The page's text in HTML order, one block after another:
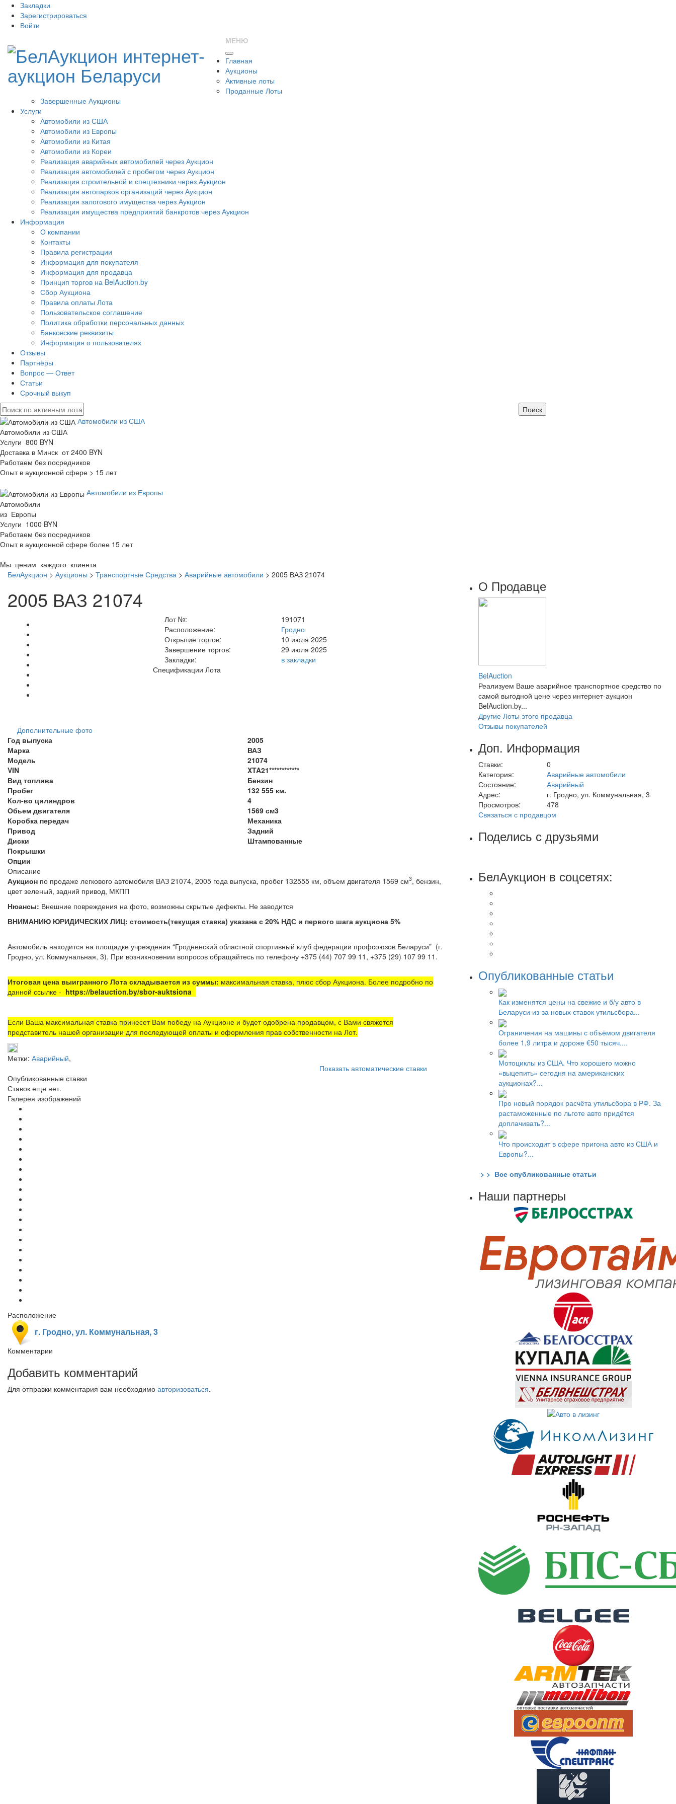
Закладки
Зарегистрироваться
Войти
МЕНЮ
Главная
Аукционы
Активные лоты
Проданные Лоты
Завершенные Аукционы
Услуги
Автомобили из США
Автомобили из Европы
Автомобили из Китая
Автомобили из Кореи
Реализация аварийных автомобилей через Аукцион
Реализация автомобилей с пробегом через Аукцион
Реализация строительной и спецтехники через Аукцион
Реализация автопарков организаций через Аукцион
Реализация залогового имущества через Аукцион
Реализация имущества предприятий банкротов через Аукцион
Информация
О компании
Контакты
Правила регистрации
Информация для покупателя
Информация для продавца
Принцип торгов на BelAuction.by
Сбор Аукциона
Правила оплаты Лота
Пользовательское соглашение
Политика обработки персональных данных
Банковские реквизиты
Информация о пользователях
Отзывы
Партнёры
Вопрос — Ответ
Статьи
Срочный выкуп
Автомобили из США
Автомобили из США
Услуги 800 BYN
Доставка в Минск от 2400 BYN
Работаем без посредников
Опыт в аукционной сфере > 15 лет
Автомобили из Европы
Автомобили
из Европы
Услуги 1000 BYN
Работаем без посредников
Опыт в аукционной сфере более 15 лет
Мы ценим каждого клиента
БелАукцион > Аукционы > Транспортные Средства > Аварийные автомобили > 2005 ВАЗ 21074
2005 ВАЗ 21074
Дополнительные фото
Лот №:
191071
Расположение:
Гродно
Открытие торгов:
10 июля 2025
Завершение торгов:
29 июля 2025
Закладки:
в закладки
Спецификации Лота
Год выпуска
2005
Марка
ВАЗ
Модель
21074
VIN
XTA21************
Вид топлива
Бензин
Пробег
132 555 км.
Кол-во цилиндров
4
Обьем двигателя
1569 см3
Коробка передач
Механика
Привод
Задний
Диски
Штампованные
Покрышки
Опции
Описание
Аукцион по продаже легкового автомобиля ВАЗ 21074, 2005 года выпуска, пробег 132555 км, объем двигателя 1569 см3, бензин,
цвет зеленый, задний привод, МКПП
Нюансы: Внешние повреждения на фото, возможны скрытые дефекты. Не заводится
ВНИМАНИЮ ЮРИДИЧЕСКИХ ЛИЦ: стоимость(текущая ставка) указана с 20% НДС и первого шага аукциона 5%
Автомобиль находится на площадке учреждения “Гродненский областной спортивный клуб федерации профсоюзов Беларуси” (г.
Гродно, ул. Коммунальная, 3). При возникновении вопросов обращайтесь по телефону +375 (44) 707 99 11, +375 (29) 107 99 11.
Итоговая цена выигранного Лота складывается из суммы: максимальная ставка, плюс сбор Аукциона. Более подробно по
данной ссылке - https://belauction.by/sbor-auktsiona
Если Ваша максимальная ставка принесет Вам победу на Аукционе и будет одобрена продавцом, с Вами свяжется
представитель нашей организации для последующей оплаты и оформления прав собственности на Лот.
Метки: Аварийный,
Показать автоматические ставки
Опубликованные ставки
Ставок еще нет.
Галерея изображений
Расположение
г. Гродно, ул. Коммунальная, 3
Комментарии
Добавить комментарий
Для отправки комментария вам необходимо авторизоваться.
О Продавце
BelAuction
Реализуем Ваше аварийное транспортное средство по
самой выгодной цене через интернет-аукцион
BelAuction.by...
Другие Лоты этого продавца
Отзывы покупателей
Доп. Информация
Ставки:
0
Категория:
Аварийные автомобили
Состояние:
Аварийный
Адрес:
г. Гродно, ул. Коммунальная, 3
Просмотров:
478
Связаться с продавцом
Поделись с друзьями
БелАукцион в соцсетях:
Опубликованные статьи
Как изменятся цены на свежие и б/у авто в
Беларуси из-за новых ставок утильсбора...
Ограничения на машины с объёмом двигателя
более 1,9 литра и дороже €50 тысяч....
Мотоциклы из США. Что хорошего можно
«выцепить» сегодня на американских
аукционах?...
Про новый порядок расчёта утильсбора в РФ. За
растаможенные по льготе авто придётся
доплачивать?...
Что происходит в сфере пригона авто из США и
Европы?...
> > Все опубликованные статьи
Наши партнеры